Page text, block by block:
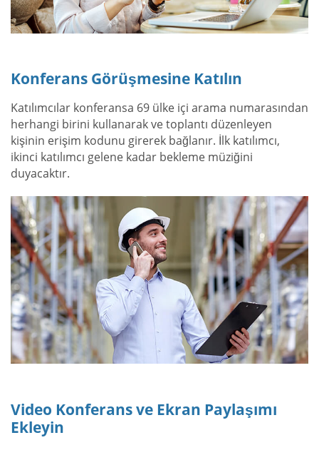
Konferans Görüşmesine Katılın
Katılımcılar konferansa 69 ülke içi arama numarasından
herhangi birini kullanarak ve toplantı düzenleyen
kişinin erişim kodunu girerek bağlanır. İlk katılımcı,
ikinci katılımcı gelene kadar bekleme müziğini
duyacaktır.
Video Konferans ve Ekran Paylaşımı
Ekleyin